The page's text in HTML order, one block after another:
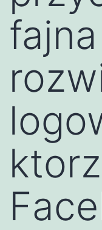
fajna